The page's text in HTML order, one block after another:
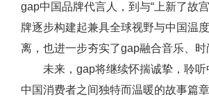
gap中国品牌代言人，到与“上新了故
牌逐步构建起兼具全球视野与中国温
离，也进一步夯实了gap融合音乐、
未来，gap将继续怀揣诚挚，聆
中国消费者之间独特而温暖的故事篇章